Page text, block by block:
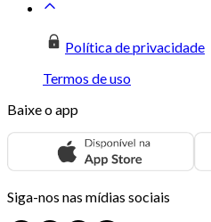
Política de privacidade
Termos de uso
Baixe o app
Siga-nos nas mídias sociais